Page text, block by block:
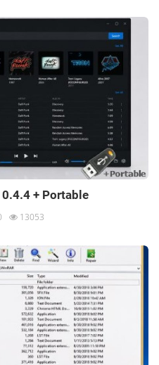
+ Portable
13053